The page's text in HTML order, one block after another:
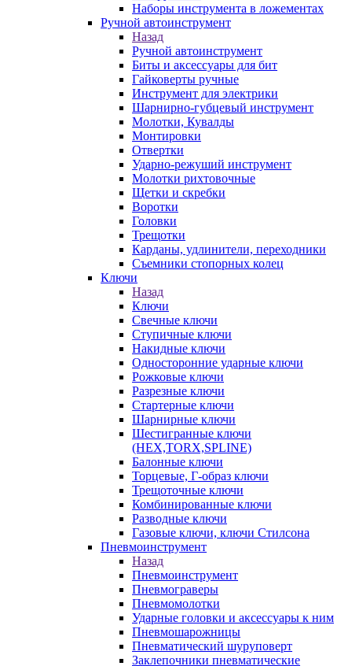
Наборы инструмента в ложементах
Ручной автоинструмент
Назад
Ручной автоинструмент
Биты и аксессуары для бит
Гайковерты ручные
Инструмент для электрики
Шарнирно-губцевый инструмент
Молотки, Кувалды
Монтировки
Отвертки
Ударно-режуший инструмент
Молотки рихтовочные
Щетки и скребки
Воротки
Головки
Трещотки
Карданы, удлинители, переходники
Съемники стопорных колец
Ключи
Назад
Ключи
Свечные ключи
Ступичные ключи
Накидные ключи
Односторонние ударные ключи
Рожковые ключи
Разрезные ключи
Стартерные ключи
Шарнирные ключи
Шестигранные ключи
(HEX,TORX,SPLINE)
Балонные ключи
Торцевые, Г-образ ключи
Трещоточные ключи
Комбинированные ключи
Разводные ключи
Газовые ключи, ключи Стилсона
Пневмоинструмент
Назад
Пневмоинструмент
Пневмограверы
Пневмомолотки
Ударные головки и аксессуары к ним
Пневмошарожницы
Пневматический шуруповерт
Заклепочники пневматические